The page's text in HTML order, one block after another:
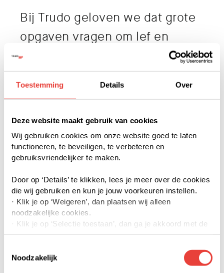
Toestemming Details Over
Deze website maakt gebruik van cookies
Wij gebruiken cookies om onze website goed te laten
functioneren, te beveiligen, te verbeteren en
gebruiksvriendelijker te maken.
Door op ‘Details’ te klikken, lees je meer over de cookies
die wij gebruiken en kun je jouw voorkeuren instellen.
· Klik je op ‘Weigeren’, dan plaatsen wij alleen
noodzakelijke cookies.
· Klik je op ‘Selectie toestaan’, dan ga je akkoord met de
door jouw aangevinkte cookies. Je kunt meer lezen over
· Klik je op ‘Accepteren’, dan ga je akkoord met het
Noodzakelijk
Bij Trudo geloven we dat grote
opgaven vragen om lef en
doorzettingsvermogen. Sinds
2019 zetten we daarom stap
voor stap in op duurzamer
projecten steeds meer circulair,
natuurinclusief, biobased en
Onze reis begon met een kleine
motorwerkplaats in Woensel-
West, maar inmiddels bouwen
we aan het grootste CLT-project
van Nederland voor de sociale